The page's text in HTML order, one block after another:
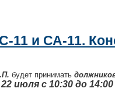
11 и СА-11.
будет принимать
июля с 10:30 до 14:00